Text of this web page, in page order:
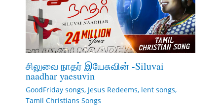
சிலுவை நாதர் இயேசுவின் -Siluvai
naadhar yaesuvin
GoodFriday songs, Jesus Redeems, lent songs,
Tamil Christians Songs